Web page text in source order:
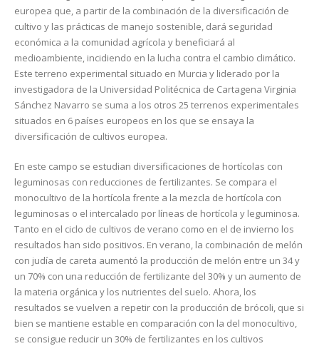
europea que, a partir de la combinación de la diversificación de
cultivo y las prácticas de manejo sostenible, dará seguridad
económica a la comunidad agrícola y beneficiará al
medioambiente, incidiendo en la lucha contra el cambio climático.
Este terreno experimental situado en Murcia y liderado por la
investigadora de la Universidad Politécnica de Cartagena Virginia
Sánchez Navarro se suma a los otros 25 terrenos experimentales
situados en 6 países europeos en los que se ensaya la
diversificación de cultivos europea.
En este campo se estudian diversificaciones de hortícolas con
leguminosas con reducciones de fertilizantes. Se compara el
monocultivo de la hortícola frente a la mezcla de hortícola con
leguminosas o el intercalado por líneas de hortícola y leguminosa.
Tanto en el ciclo de cultivos de verano como en el de invierno los
resultados han sido positivos. En verano, la combinación de melón
con judía de careta aumentó la producción de melón entre un 34 y
un 70% con una reducción de fertilizante del 30% y un aumento de
la materia orgánica y los nutrientes del suelo. Ahora, los
resultados se vuelven a repetir con la producción de brócoli, que si
bien se mantiene estable en comparación con la del monocultivo,
se consigue reducir un 30% de fertilizantes en los cultivos